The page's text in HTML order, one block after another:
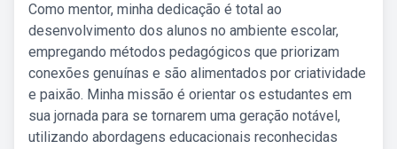
Como mentor, minha dedicação é total ao
desenvolvimento dos alunos no ambiente escolar,
empregando métodos pedagógicos que priorizam
conexões genuínas e são alimentados por criatividade
e paixão. Minha missão é orientar os estudantes em
sua jornada para se tornarem uma geração notável,
utilizando abordagens educacionais reconhecidas